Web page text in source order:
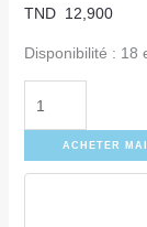
TND 12,900
Disponibilité : 18
ACHETER